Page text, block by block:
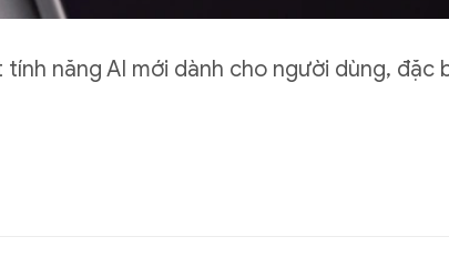
năng AI mới dành cho người dùng, đặc